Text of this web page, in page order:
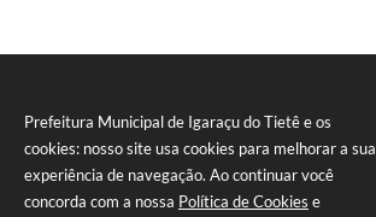
Prefeitura Municipal de Igaraçu do Tietê e os
cookies: nosso site usa cookies para melhorar a sua
experiência de navegação. Ao continuar você
concorda com a nossa Política de Cookies e